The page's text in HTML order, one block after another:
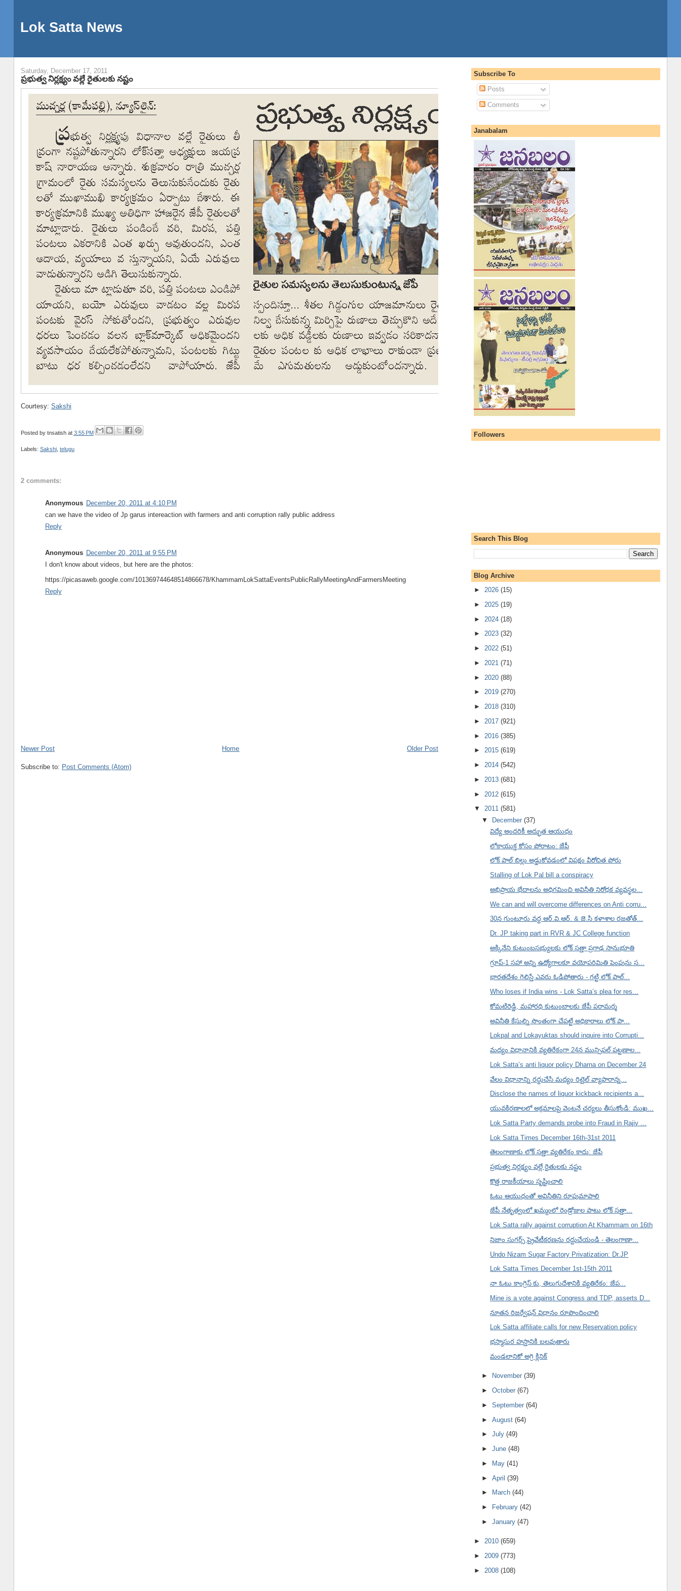
Lok Satta News
Saturday, December 17, 2011
ప్రభుత్వ నిర్లక్ష్యం వల్లే రైతులకు నష్టం
Courtesy: Sakshi
Posted by tnsatish at 3:55 PM
Labels: Sakshi, telugu
2 comments:
Anonymous December 20, 2011 at 4:10 PM
can we have the video of Jp garus intereaction with farmers and anti corruption rally public address
Reply
Anonymous December 20, 2011 at 9:55 PM
I don't know about videos, but here are the photos:
https://picasaweb.google.com/101369744648514866678/KhammamLokSattaEventsPublicRallyMeetingAndFarmersMeeting
Reply
Newer Post Older Post
Home
Subscribe to: Post Comments (Atom)
Subscribe To
Posts
Comments
Janabalam
Followers
Search This Blog
Blog Archive
► 2026 (15)
► 2025 (19)
► 2024 (18)
► 2023 (32)
► 2022 (51)
► 2021 (71)
► 2020 (88)
► 2019 (270)
► 2018 (310)
► 2017 (921)
► 2016 (385)
► 2015 (619)
► 2014 (542)
► 2013 (681)
► 2012 (615)
▼ 2011 (581)
▼ December(37)
విద్యే అందరికీ అద్భుత ఆయుధం
లోకాయుక్త కోసం పోరాటం: జేపీ
లోక్ పాల్ బిల్లు అడ్డుకోవడంలో విపక్షం వీరోచిత పోరు
Stalling of Lok Pal bill a conspiracy
అభిప్రాయ భేదాలను అధిగమించి అవినీతి నిరోధక వ్యవస్థల...
We can and will overcome differences on Anti corru...
30న గుంటూరు వద్ద ఆర్.వి.ఆర్. & జె.సి కళాశాల రజతోత్...
Dr. JP taking part in RVR & JC College function
అక్కినేని కుటుంబసభ్యులకు లోక్ సత్తా ప్రగాఢ సానుభూతి
గ్రూప్-1 సహా అన్ని ఉద్యోగాలకూ వయోపరిమితి పెంపును స...
భారతదేశం గెలిస్తే ఎవరు ఓడిపోతారు - గట్టి లోక్ పాల్...
Who loses if India wins - Lok Satta’s plea for res...
కోమటిరెడ్డి, మహారథి కుటుంబాలకు జేపీ పరామర్శ
అవినీతి కేసుల్ని సొంతంగా చేపట్టే అధికారాలు లోక్ పా...
Lokpal and Lokayuktas should inquire into Corrupti...
మద్యం విధానానికి వ్యతిరేకంగా 24న మున్సిపల్ పట్టణాల...
Lok Satta’s anti liquor policy Dharna on December 24
వేలం విధానాన్ని రద్దుచేసి మద్యం రిటైల్ వ్యాపారాన్న...
Disclose the names of liquor kickback recipients a...
యువకిరణాలలో అక్రమాలపై వెంటనే చర్యలు తీసుకోండి: ముఖ...
Lok Satta Party demands probe into Fraud in Rajiv ...
Lok Satta Times December 16th-31st 2011
తెలంగాణాకు లోక్ సత్తా వ్యతిరేకం కాదు: జేపీ
ప్రభుత్వ నిర్లక్ష్యం వల్లే రైతులకు నష్టం
కొత్త రాజకీయాలు సృష్టించాలి
ఓటు ఆయుధంతో అవినీతిని రూపుమాపాలి
జేపీ నేతృత్వంలో ఖమ్మంలో రెండ్రోజుల పాటు లోక్ సత్తా...
Lok Satta rally against corruption At Khammam on 16th
నిజాం సుగర్స్ ప్రైవేటీకరణను రద్దుచేయండి - తెలంగాణా...
Undo Nizam Sugar Factory Privatization: Dr.JP
Lok Satta Times December 1st-15th 2011
నా ఓటు కాంగ్రెస్ కు, తెలుగుదేశానికి వ్యతిరేకం: జేప...
Mine is a vote against Congress and TDP, asserts D...
నూతన రిజర్వేషన్ విధానం రూపొందించాలి
Lok Satta affiliate calls for new Reservation policy
భస్మాసుర హస్తానికి బలవుతారు
మండలానికో అగ్రి క్లినిక్
► November(39)
►October(67)
►September(64)
►August(64)
►July(49)
►June(48)
►
May(41)
►April(39)
►
March(44)
►
February(42)
►January(47)
► 2010 (659)
► 2009 (773)
► 2008 (108)